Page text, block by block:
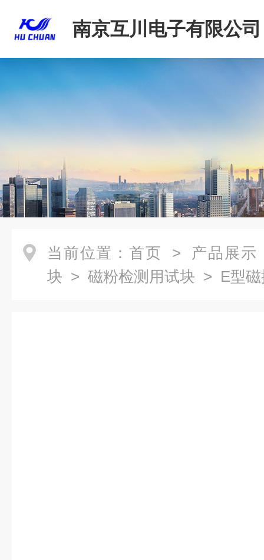
南京互川电子有限公司
当前位置： 首页 > 产品展示
块 > 磁粉检测用试块 > E型磁